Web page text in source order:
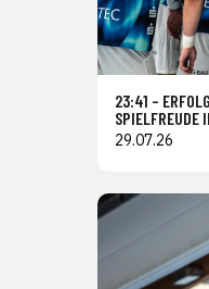
23:41 –
SPIELFREUDE
29.07.26